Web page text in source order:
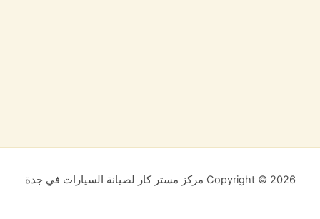
Copyright © 2026 مركز مستر كار لصيانة السيارات في جدة